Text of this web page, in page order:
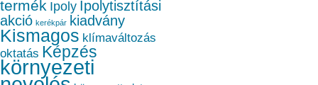
termék Ipoly Ipolytisztítási
akció kerékpár kiadvány
Kismagos klímaváltozás
oktatás Képzés
környezeti